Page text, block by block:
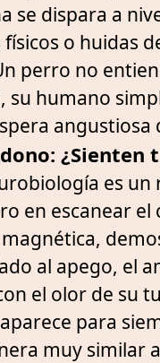
se dispara a
o huidas
perro no
su humano
¿Sienten
es
en escanear
al apego, el
el olor de su
para
muy similar